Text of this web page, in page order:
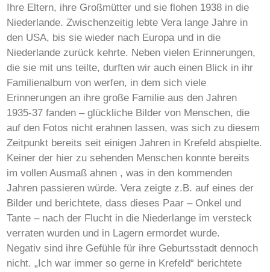
Ihre Eltern, ihre Großmütter und sie flohen 1938 in die
Niederlande. Zwischenzeitig lebte Vera lange Jahre in
den USA, bis sie wieder nach Europa und in die
Niederlande zurück kehrte. Neben vielen Erinnerungen,
die sie mit uns teilte, durften wir auch einen Blick in ihr
Familienalbum von werfen, in dem sich viele
Erinnerungen an ihre große Familie aus den Jahren
1935-37 fanden – glückliche Bilder von Menschen, die
auf den Fotos nicht erahnen lassen, was sich zu diesem
Zeitpunkt bereits seit einigen Jahren in Krefeld abspielte.
Keiner der hier zu sehenden Menschen konnte bereits
im vollen Ausmaß ahnen , was in den kommenden
Jahren passieren würde. Vera zeigte z.B. auf eines der
Bilder und berichtete, dass dieses Paar – Onkel und
Tante – nach der Flucht in die Niederlange im versteck
verraten wurden und in Lagern ermordet wurde.
Negativ sind ihre Gefühle für ihre Geburtsstadt dennoch
nicht. „Ich war immer so gerne in Krefeld“ berichtete